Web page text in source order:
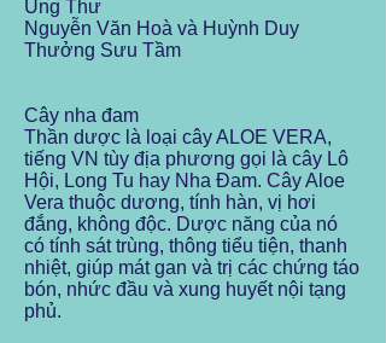
Ung Thư
Nguyễn Văn Hoà và Huỳnh Duy
Thưởng Sưu Tầm
Cây nha đam
Thần dược là loại cây ALOE VERA,
tiếng VN tùy địa phương gọi là cây Lô
Hội, Long Tu hay Nha Đam. Cây Aloe
Vera thuộc dương, tính hàn, vị hơi
đắng, không độc. Dược năng của nó
có tính sát trùng, thông tiểu tiện, thanh
nhiệt, giúp mát gan và trị các chứng táo
bón, nhức đầu và xung huyết nội tạng
phủ.